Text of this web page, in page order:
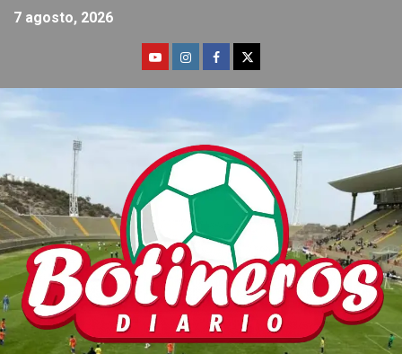
7 agosto, 2026